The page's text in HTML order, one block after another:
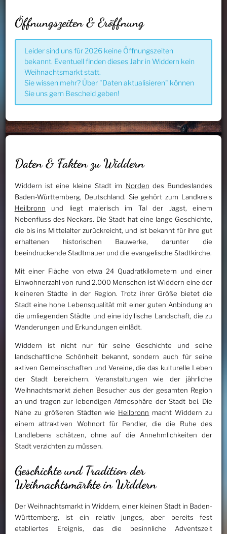
Öffnungszeiten & Eröffnung
Leider sind uns für 2026 keine Öffnungszeiten
bekannt. Eventuell finden dieses Jahr in Widdern kein
Weihnachtsmarkt statt.
Sie wissen mehr? Über "Daten aktualisieren" können
Sie uns gern Bescheid geben!
Daten & Fakten zu Widdern
Widdern ist eine kleine Stadt im Norden des Bundeslandes
Baden-Württemberg, Deutschland. Sie gehört zum Landkreis
Heilbronn und liegt malerisch im Tal der Jagst, einem
Nebenfluss des Neckars. Die Stadt hat eine lange Geschichte,
die bis ins Mittelalter zurückreicht, und ist bekannt für ihre gut
erhaltenen historischen Bauwerke, darunter die
beeindruckende Stadtmauer und die evangelische Stadtkirche.
Mit einer Fläche von etwa 24 Quadratkilometern und einer
Einwohnerzahl von rund 2.000 Menschen ist Widdern eine der
kleineren Städte in der Region. Trotz ihrer Größe bietet die
Stadt eine hohe Lebensqualität mit einer guten Anbindung an
die umliegenden Städte und eine idyllische Landschaft, die zu
Wanderungen und Erkundungen einlädt.
Widdern ist nicht nur für seine Geschichte und seine
landschaftliche Schönheit bekannt, sondern auch für seine
aktiven Gemeinschaften und Vereine, die das kulturelle Leben
der Stadt bereichern. Veranstaltungen wie der jährliche
Weihnachtsmarkt ziehen Besucher aus der gesamten Region
an und tragen zur lebendigen Atmosphäre der Stadt bei. Die
Nähe zu größeren Städten wie Heilbronn macht Widdern zu
einem attraktiven Wohnort für Pendler, die die Ruhe des
Landlebens schätzen, ohne auf die Annehmlichkeiten der
Stadt verzichten zu müssen.
Geschichte und Tradition der
Weihnachtsmärkte in Widdern
Der Weihnachtsmarkt in Widdern, einer kleinen Stadt in Baden-
Württemberg, ist ein relativ junges, aber bereits fest
etabliertes Ereignis, das die besinnliche Adventszeit